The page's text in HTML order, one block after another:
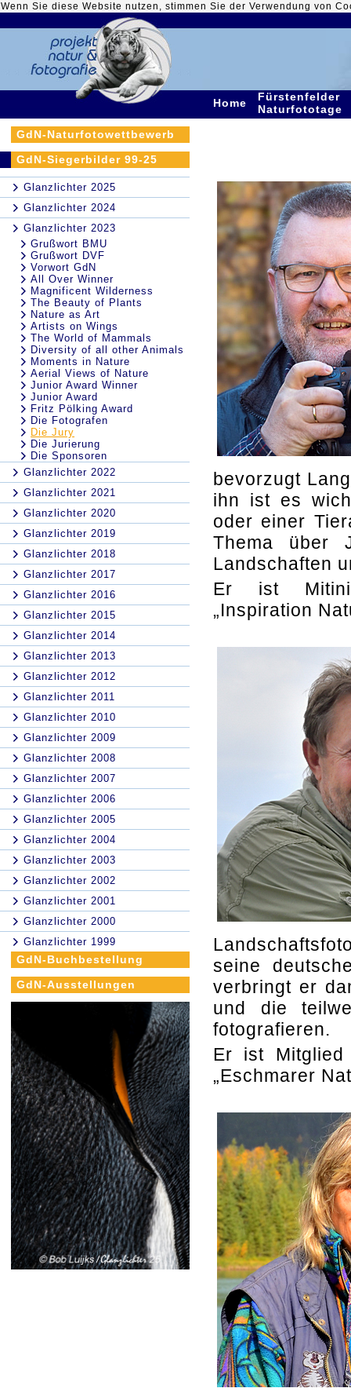
Wenn Sie diese Website nutzen, stimmen Sie der Verwendung von
Home
Fürstenfelder
Naturfototage
GdN-Naturfotowettbewerb
GdN-Siegerbilder 99-25
Glanzlichter 2025
Glanzlichter 2024
Glanzlichter 2023
Grußwort BMU
Grußwort DVF
Vorwort GdN
All Over Winner
Magnificent Wilderness
The Beauty of Plants
Nature as Art
Artists on Wings
The World of Mammals
Diversity of all other Animals
Moments in Nature
Aerial Views of Nature
Junior Award Winner
Junior Award
Fritz Pölking Award
Die Fotografen
Die Jury
Die Jurierung
Die Sponsoren
Glanzlichter 2022
Glanzlichter 2021
Glanzlichter 2020
Glanzlichter 2019
Glanzlichter 2018
Glanzlichter 2017
Glanzlichter 2016
Glanzlichter 2015
Glanzlichter 2014
Glanzlichter 2013
Glanzlichter 2012
Glanzlichter 2011
Glanzlichter 2010
Glanzlichter 2009
Glanzlichter 2008
Glanzlichter 2007
Glanzlichter 2006
Glanzlichter 2005
Glanzlichter 2004
Glanzlichter 2003
Glanzlichter 2002
Glanzlichter 2001
Glanzlichter 2000
Glanzlichter 1999
GdN-Buchbestellung
GdN-Ausstellungen
bevorzugt
ihn ist es
oder einer
Thema über
Landschaften
Er ist
„Inspiration
seine
verbringt er
und die
fotografieren.
Er ist Mitglied
„Eschmarer